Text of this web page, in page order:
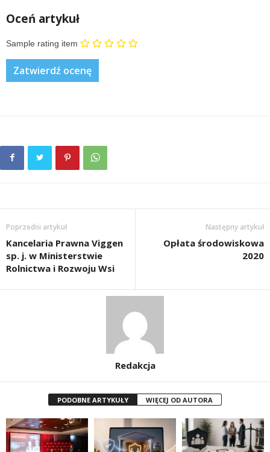
Oceń artykuł
Sample rating item
Poprzedni artykuł
Kancelaria Prawna Viggen
sp. j. w Ministerstwie
Rolnictwa i Rozwoju Wsi
Następny artykuł
Opłata środowiskowa
2020
Redakcja
PODOBNE ARTYKUŁY WIĘCEJ OD AUTORA